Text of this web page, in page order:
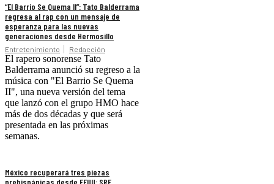
“El Barrio Se Quema II”: Tato Balderrama
regresa al rap con un mensaje de
esperanza para las nuevas
generaciones desde Hermosillo
Entretenimiento Redacción
El rapero sonorense Tato
Balderrama anunció su regreso a la
música con "El Barrio Se Quema
II", una nueva versión del tema
que lanzó con el grupo HMO hace
más de dos décadas y que será
presentada en las próximas
semanas.
México recuperará tres piezas
prehispánicas desde EEUU: SRE